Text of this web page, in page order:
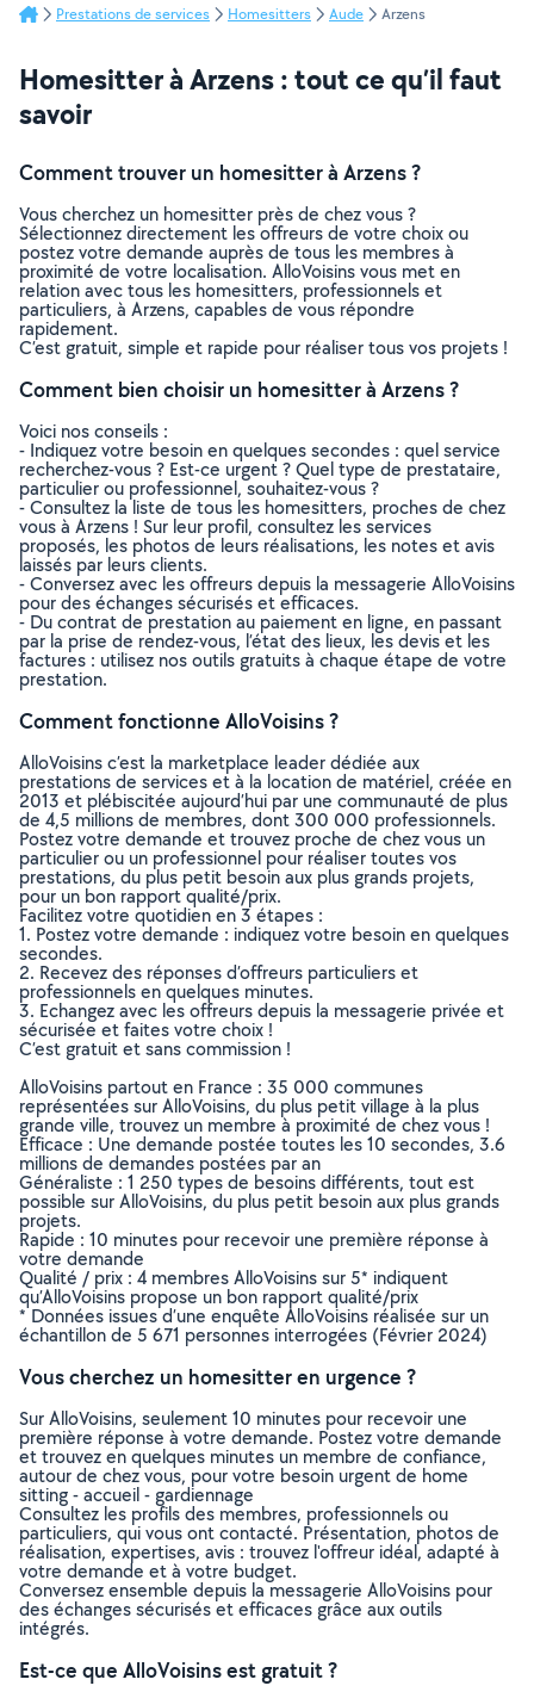
Prestations de services Homesitters Aude Arzens
Homesitter à Arzens : tout ce qu’il faut
savoir
Comment trouver un homesitter à Arzens ?
Vous cherchez un homesitter près de chez vous ?
Sélectionnez directement les offreurs de votre choix ou
postez votre demande auprès de tous les membres à
proximité de votre localisation. AlloVoisins vous met en
relation avec tous les homesitters, professionnels et
particuliers, à Arzens, capables de vous répondre
rapidement.
C’est gratuit, simple et rapide pour réaliser tous vos projets !
Comment bien choisir un homesitter à Arzens ?
Voici nos conseils :
- Indiquez votre besoin en quelques secondes : quel service
recherchez-vous ? Est-ce urgent ? Quel type de prestataire,
particulier ou professionnel, souhaitez-vous ?
- Consultez la liste de tous les homesitters, proches de chez
vous à Arzens ! Sur leur profil, consultez les services
proposés, les photos de leurs réalisations, les notes et avis
laissés par leurs clients.
- Conversez avec les offreurs depuis la messagerie AlloVoisins
pour des échanges sécurisés et efficaces.
- Du contrat de prestation au paiement en ligne, en passant
par la prise de rendez-vous, l’état des lieux, les devis et les
factures : utilisez nos outils gratuits à chaque étape de votre
prestation.
Comment fonctionne AlloVoisins ?
AlloVoisins c’est la marketplace leader dédiée aux
prestations de services et à la location de matériel, créée en
2013 et plébiscitée aujourd’hui par une communauté de plus
de 4,5 millions de membres, dont 300 000 professionnels.
Postez votre demande et trouvez proche de chez vous un
particulier ou un professionnel pour réaliser toutes vos
prestations, du plus petit besoin aux plus grands projets,
pour un bon rapport qualité/prix.
Facilitez votre quotidien en 3 étapes :
1. Postez votre demande : indiquez votre besoin en quelques
secondes.
2. Recevez des réponses d’offreurs particuliers et
professionnels en quelques minutes.
3. Echangez avec les offreurs depuis la messagerie privée et
sécurisée et faites votre choix !
C’est gratuit et sans commission !
AlloVoisins partout en France : 35 000 communes
représentées sur AlloVoisins, du plus petit village à la plus
grande ville, trouvez un membre à proximité de chez vous !
Efficace : Une demande postée toutes les 10 secondes, 3.6
millions de demandes postées par an
Généraliste : 1 250 types de besoins différents, tout est
possible sur AlloVoisins, du plus petit besoin aux plus grands
projets.
Rapide : 10 minutes pour recevoir une première réponse à
votre demande
Qualité / prix : 4 membres AlloVoisins sur 5* indiquent
qu’AlloVoisins propose un bon rapport qualité/prix
* Données issues d’une enquête AlloVoisins réalisée sur un
échantillon de 5 671 personnes interrogées (Février 2024)
Vous cherchez un homesitter en urgence ?
Sur AlloVoisins, seulement 10 minutes pour recevoir une
première réponse à votre demande. Postez votre demande
et trouvez en quelques minutes un membre de confiance,
autour de chez vous, pour votre besoin urgent de home
sitting - accueil - gardiennage
Consultez les profils des membres, professionnels ou
particuliers, qui vous ont contacté. Présentation, photos de
réalisation, expertises, avis : trouvez l'offreur idéal, adapté à
votre demande et à votre budget.
Conversez ensemble depuis la messagerie AlloVoisins pour
des échanges sécurisés et efficaces grâce aux outils
intégrés.
Est-ce que AlloVoisins est gratuit ?